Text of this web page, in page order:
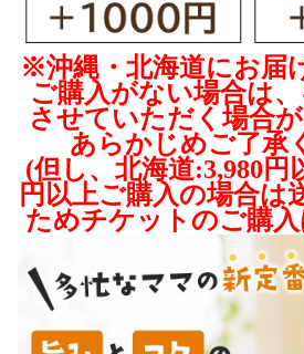
※沖縄・北海道にお届
ご購入がない場合は
させていただく場合が
あらかじめご了承
(但し、北海道:3,980円
円以上ご購入の場合は
ためチケットのご購